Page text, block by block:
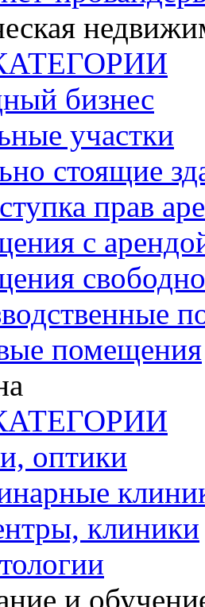
бизнес
участки
стоящие
прав
с
помещения
оптики
клиники
и